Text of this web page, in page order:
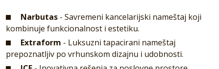
Narbutas - Savremeni kancelarijski nameštaj koji
kombinuje funkcionalnost i estetiku.
Extraform - Luksuzni tapacirani nameštaj
prepoznatljiv po vrhunskom dizajnu i udobnosti.